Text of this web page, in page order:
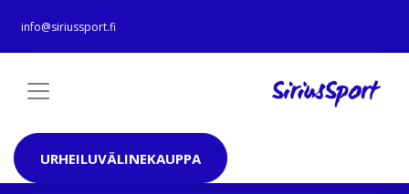
info@siriussport.fi
URHEILUVÄLINEKAUPPA